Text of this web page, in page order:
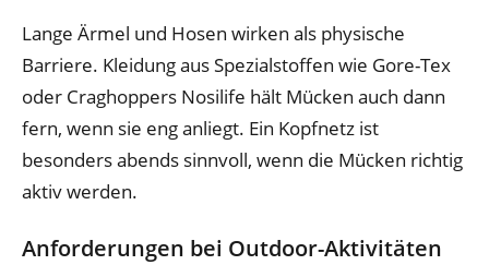
Lange Ärmel und Hosen wirken als physische
Barriere. Kleidung aus Spezialstoffen wie Gore-Tex
oder Craghoppers Nosilife hält Mücken auch dann
fern, wenn sie eng anliegt. Ein Kopfnetz ist
besonders abends sinnvoll, wenn die Mücken richtig
aktiv werden.
Anforderungen bei Outdoor-Aktivitäten